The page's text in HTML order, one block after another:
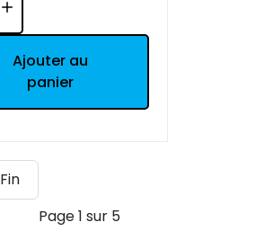
Ajouter au
panier
Fin
Page 1 sur 5